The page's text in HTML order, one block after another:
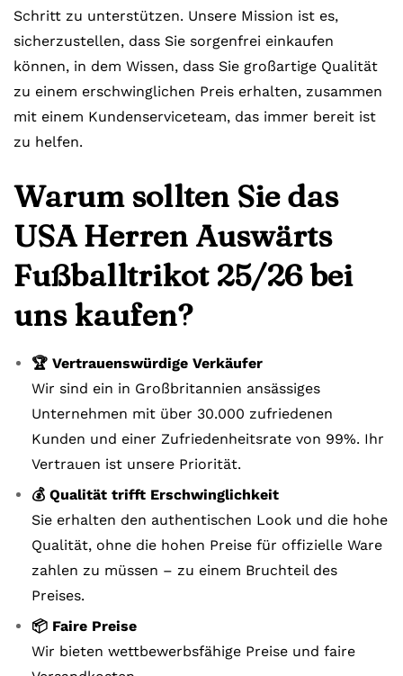
Schritt zu unterstützen. Unsere Mission ist es,
sicherzustellen, dass Sie sorgenfrei einkaufen
können, in dem Wissen, dass Sie großartige Qualität
zu einem erschwinglichen Preis erhalten, zusammen
mit einem Kundenserviceteam, das immer bereit ist
zu helfen.
Warum sollten Sie das
USA Herren Auswärts
Fußballtrikot 25/26 bei
uns kaufen?
🏆 Vertrauenswürdige Verkäufer
Wir sind ein in Großbritannien ansässiges
Unternehmen mit über 30.000 zufriedenen
Kunden und einer Zufriedenheitsrate von 99%. Ihr
Vertrauen ist unsere Priorität.
💰 Qualität trifft Erschwinglichkeit
Sie erhalten den authentischen Look und die hohe
Qualität, ohne die hohen Preise für offizielle Ware
zahlen zu müssen – zu einem Bruchteil des
Preises.
📦 Faire Preise
Wir bieten wettbewerbsfähige Preise und faire